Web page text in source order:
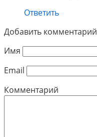
Ответить
Добавить комментарий
Имя
Email
Комментарий